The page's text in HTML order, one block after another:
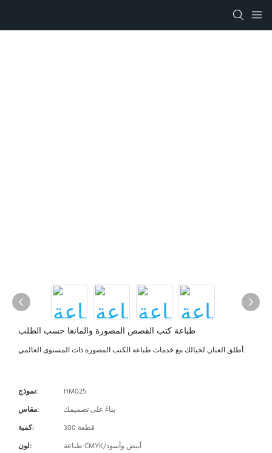
طباعة كتب القصص المصورة والمانغا حسب الطلب
أطلق العنان لخيالك مع خدمات طباعة الكتب المصورة ذات المستوى العالمي.
نموذج:
HM025
مقاس:
بناءً على تصميمك
كمية:
300 قطعة
لون:
طباعة CMYK/أبيض وأسود